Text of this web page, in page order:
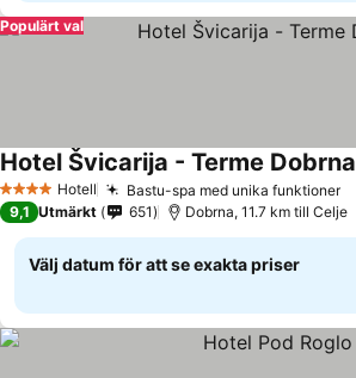
Populärt val
4 StjärnorHotell Bastu-spa med unika funktioner
Hotel Švicarija - Terme Dobrna
9,1 Utmärkt 651 Dobrna, 11.7 km till Celje
Välj datum för att se exakta priser